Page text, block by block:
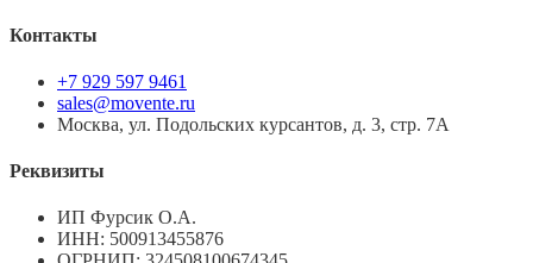
Контакты
+7 929 597 9461
sales@movente.ru
Москва, ул. Подольских курсантов, д. 3, стр. 7А
Реквизиты
ИП Фурсик О.А.
ИНН: 500913455876